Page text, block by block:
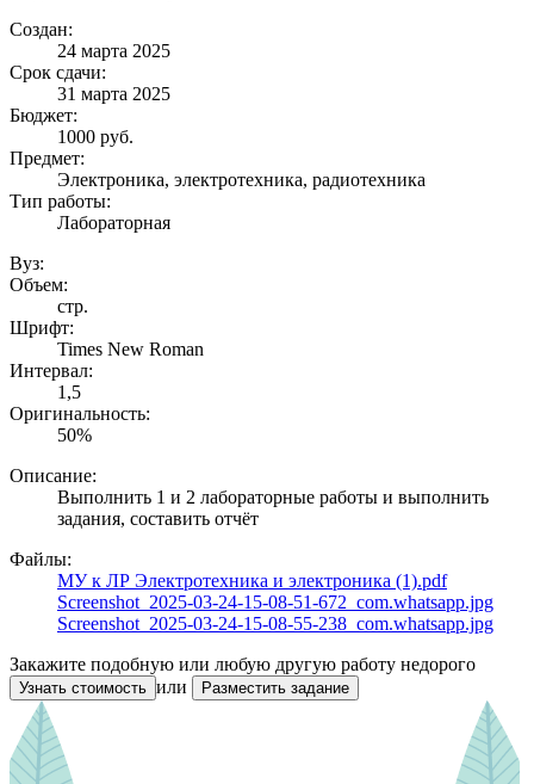
Создан:
24 марта 2025
Срок сдачи:
31 марта 2025
Бюджет:
1000 руб.
Предмет:
Электроника, электротехника, радиотехника
Тип работы:
Лабораторная
Вуз:
Объем:
стр.
Шрифт:
Times New Roman
Интервал:
1,5
Оригинальность:
50%
Описание:
Выполнить 1 и 2 лабораторные работы и выполнить
задания, составить отчёт
Файлы:
МУ к ЛР Электротехника и электроника (1).pdf
Screenshot_2025-03-24-15-08-51-672_com.whatsapp.jpg
Screenshot_2025-03-24-15-08-55-238_com.whatsapp.jpg
Закажите подобную или любую другую работу недорого
Узнать стоимость или Разместить задание